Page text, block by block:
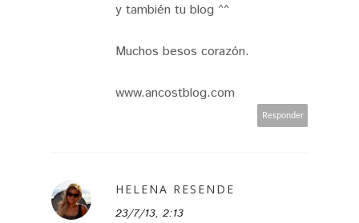
y también tu blog ^^
Muchos besos corazón.
www.ancostblog.com
Responder
HELENA RESENDE
23/7/13, 2:13